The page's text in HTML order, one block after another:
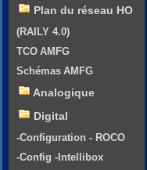
Plan du réseau HO
(RAILY 4.0)
TCO AMFG
Schémas AMFG
Analogique
Digital
-Configuration - ROCO
-Config -Intellibox